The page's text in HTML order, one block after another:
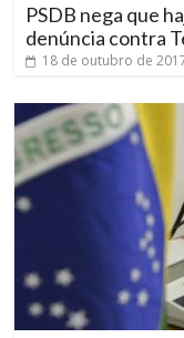
PSDB nega que
denúncia contra
18 de outubro de